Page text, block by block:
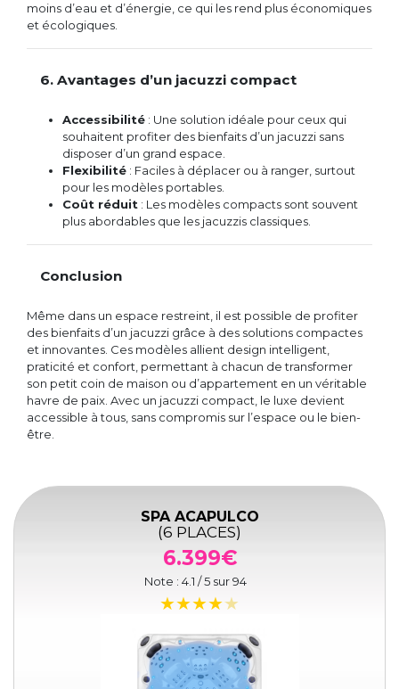
moins d’eau et d’énergie, ce qui les rend plus économiques
et écologiques.
6. Avantages d’un jacuzzi compact
Accessibilité : Une solution idéale pour ceux qui
souhaitent profiter des bienfaits d’un jacuzzi sans
disposer d’un grand espace.
Flexibilité : Faciles à déplacer ou à ranger, surtout
pour les modèles portables.
Coût réduit : Les modèles compacts sont souvent
plus abordables que les jacuzzis classiques.
Conclusion
Même dans un espace restreint, il est possible de profiter
des bienfaits d’un jacuzzi grâce à des solutions compactes
et innovantes. Ces modèles allient design intelligent,
praticité et confort, permettant à chacun de transformer
son petit coin de maison ou d’appartement en un véritable
havre de paix. Avec un jacuzzi compact, le luxe devient
accessible à tous, sans compromis sur l’espace ou le bien-
être.
SPA ACAPULCO
(6 PLACES)
6.399€
Note : 4.1 / 5 sur94